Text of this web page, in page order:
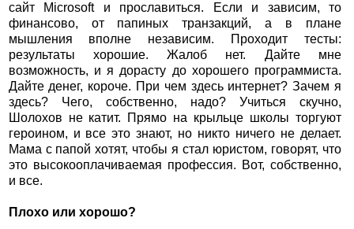
сайт Microsoft и прославиться. Если и зависим, то
финансово, от папиных транзакций, а в плане
мышления вполне независим. Проходит тесты:
результаты хорошие. Жалоб нет. Дайте мне
возможность, и я дорасту до хорошего программиста.
Дайте денег, короче. При чем здесь интернет? Зачем я
здесь? Чего, собственно, надо? Учиться скучно,
Шолохов не катит. Прямо на крыльце школы торгуют
героином, и все это знают, но никто ничего не делает.
Мама с папой хотят, чтобы я стал юристом, говорят, что
это высокооплачиваемая профессия. Вот, собственно,
и все.
Плохо или хорошо?